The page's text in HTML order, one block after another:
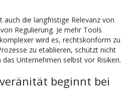
auch die langfristige Relevanz von
Regulierung. Je mehr Tools
wird es, rechtskonform zu
zu etablieren, schützt nicht
Unternehmen selbst vor Risiken.
beginnt bei